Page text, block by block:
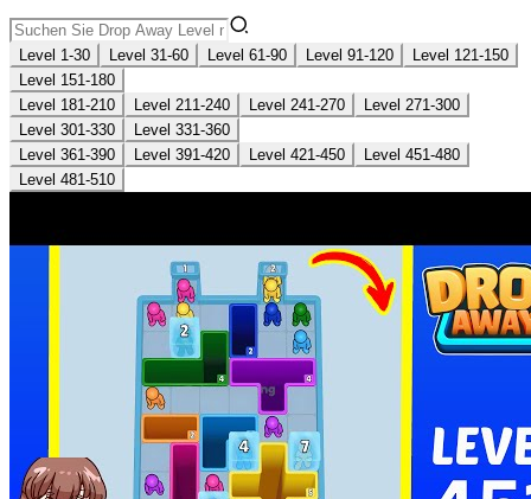
Level 1-30 Level 31-60 Level 61-90 Level 91-120
Level 121-150
Level 151-180
Level 181-210
Level 211-240 Level 241-270
Level 271-300
Level 301-330
Level 331-360
Level 361-390
Level 391-420 Level 421-450
Level 451-480
Level 481-510